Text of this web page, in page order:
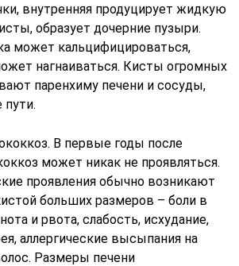
внутренняя продуцирует жидкую
образует дочерние пузыри.
может кальцифицироваться,
нагнаиваться. Кисты огромных
паренхиму печени и сосуды,
В первые годы после
может никак не проявляться.
проявления обычно возникают
больших размеров – боли в
и рвота, слабость, исхудание,
аллергические высыпания на
Размеры печени